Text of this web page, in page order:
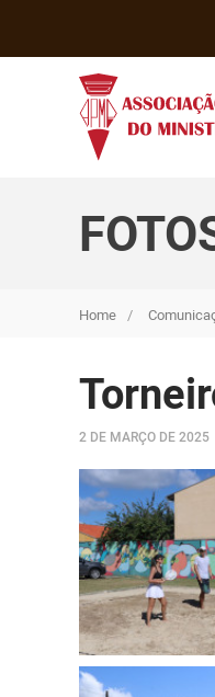
Home
2 DE MARÇO DE 2025